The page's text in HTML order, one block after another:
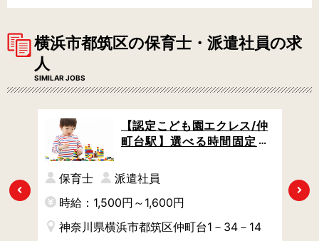
横浜市都筑区の保育士・派遣社員の求
人
SIMILAR JOBS
Previous
【認定こども園エクレス/仲
町台駅】選べる時間固定シ
テッソーリ教育を軸にした
保育士
派遣社員
時給：1,500円～1,600円
神奈川県横浜市都筑区仲町台1－34－14
Next